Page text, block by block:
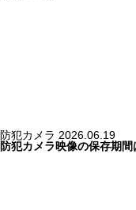
防犯カメラ 2026.06.19
防犯カメラ映像の保存期